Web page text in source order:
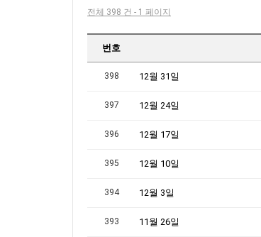
전체 398 건 - 1 페이지
번호
398 12월 31일
397 12월 24일
396 12월 17일
395 12월 10일
394 12월 3일
393 11월 26일